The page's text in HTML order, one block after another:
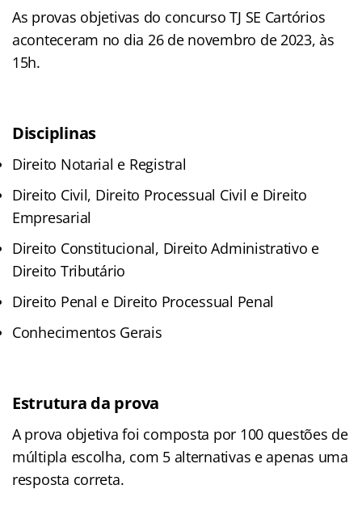
As provas objetivas do concurso TJ SE Cartórios
aconteceram no dia 26 de novembro de 2023, às
15h.
Disciplinas
Direito Notarial e Registral
Direito Civil, Direito Processual Civil e Direito
Empresarial
Direito Constitucional, Direito Administrativo e
Direito Tributário
Direito Penal e Direito Processual Penal
Conhecimentos Gerais
Estrutura da prova
A prova objetiva foi composta por 100 questões de
múltipla escolha, com 5 alternativas e apenas uma
resposta correta.